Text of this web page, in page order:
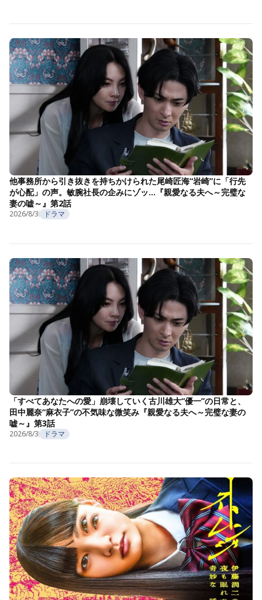
他事務所から引き抜きを持ちかけられた尾崎匠海“岩崎”に「行先
が心配」の声。敏腕社長の企みにゾッ…『親愛なる夫へ～完璧な
妻の嘘～』第2話
2026/8/3 ドラマ
「すべてあなたへの愛」崩壊していく古川雄大“優一”の日常と、
田中麗奈“麻衣子”の不気味な微笑み『親愛なる夫へ～完璧な妻の
嘘～』第3話
2026/8/3 ドラマ